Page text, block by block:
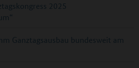
2025
Ganztagsausbau bundesweit am